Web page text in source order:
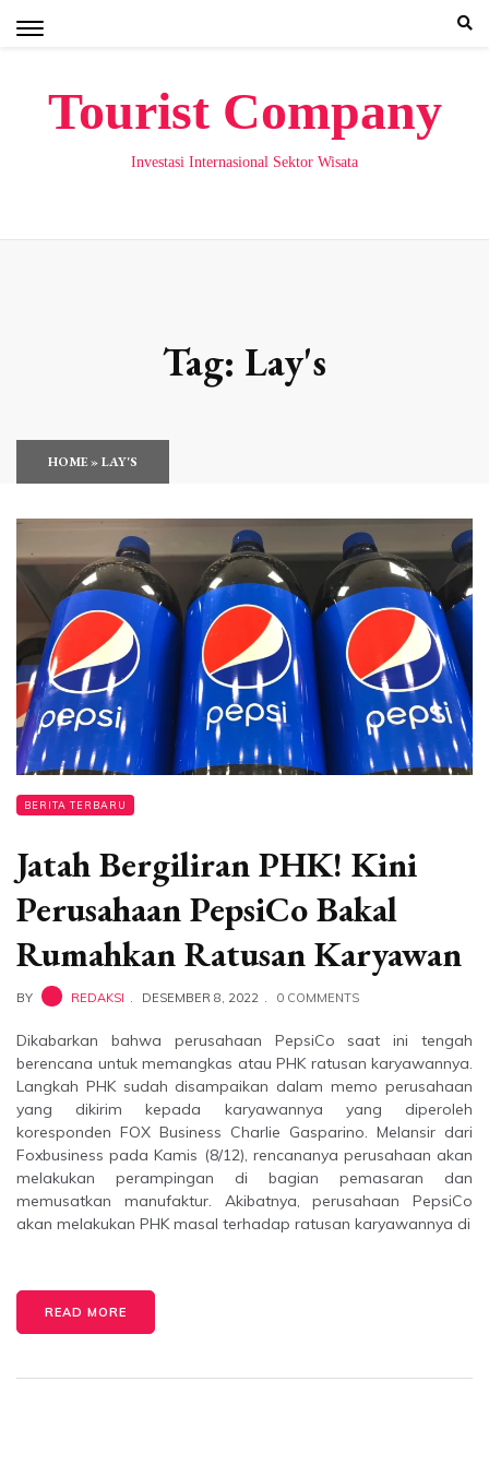
Tourist Company
Investasi Internasional Sektor Wisata
Tag: Lay's
HOME»LAY'S
BERITA TERBARU
Jatah Bergiliran PHK! Kini
Perusahaan PepsiCo Bakal
Rumahkan Ratusan Karyawan
BY REDAKSI DESEMBER 8, 2022 0 COMMENTS
Dikabarkan bahwa perusahaan PepsiCo saat ini tengah
berencana untuk memangkas atau PHK ratusan karyawannya.
Langkah PHK sudah disampaikan dalam memo perusahaan
yang dikirim kepada karyawannya yang diperoleh
koresponden FOX Business Charlie Gasparino. Melansir dari
Foxbusiness pada Kamis (8/12), rencananya perusahaan akan
melakukan perampingan di bagian pemasaran dan
memusatkan manufaktur. Akibatnya, perusahaan PepsiCo
akan melakukan PHK masal terhadap ratusan karyawannya di
READ MORE